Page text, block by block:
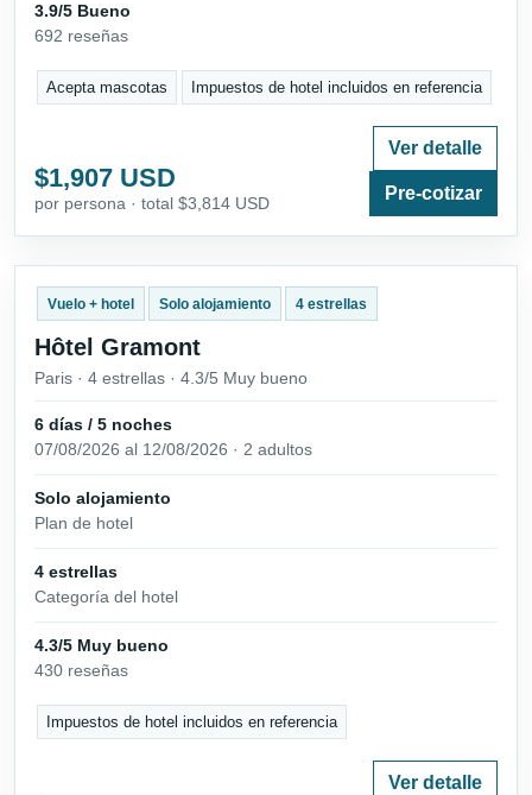
3.9/5 Bueno
692 reseñas
Acepta mascotas Impuestos de hotel incluidos en referencia
$1,907 USD
por persona · total $3,814 USD
Ver detalle
Pre-cotizar
Vuelo + hotel Solo alojamiento 4 estrellas
Hôtel Gramont
Paris · 4 estrellas · 4.3/5 Muy bueno
6 días / 5 noches
07/08/2026 al 12/08/2026 · 2 adultos
Solo alojamiento
Plan de hotel
4 estrellas
Categoría del hotel
4.3/5 Muy bueno
430 reseñas
Impuestos de hotel incluidos en referencia
Ver detalle